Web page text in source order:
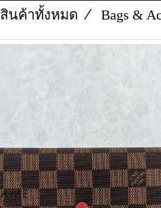
สินค้าทั้งหมด Bags &